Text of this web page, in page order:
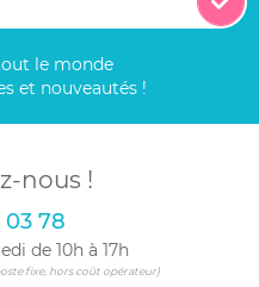
le monde
et nouveautés !
nous !
03 78
de 10h à 17h
fixe, hors coût opérateur)